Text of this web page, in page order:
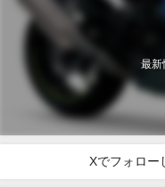
最新
Xでフォロー